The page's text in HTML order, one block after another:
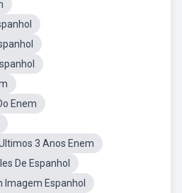
Enem
3 Anos Enem
De Espanhol
Imagem Espanhol